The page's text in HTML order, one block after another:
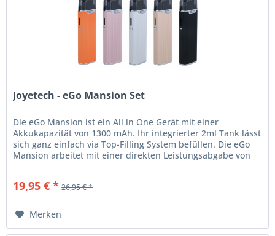
Joyetech - eGo Mansion Set
Die eGo Mansion ist ein All in One Gerät mit einer
Akkukapazität von 1300 mAh. Ihr integrierter 2ml Tank lässt
sich ganz einfach via Top-Filling System befüllen. Die eGo
Mansion arbeitet mit einer direkten Leistungsabgabe von
19,95 € * 26,95 € *
Merken